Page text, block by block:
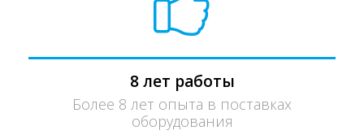
8 лет работы
Более 8 лет опыта в поставках
оборудования